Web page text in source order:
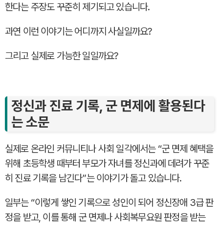
한다는 주장도 꾸준히 제기되고 있습니다.
과연 이런 이야기는 어디까지 사실일까요?
그리고 실제로 가능한 일일까요?
정신과 진료 기록, 군 면제에 활용된다
는 소문
실제로 온라인 커뮤니티나 사회 일각에서는 “군 면제 혜택을
위해 초등학생 때부터 부모가 자녀를 정신과에 데려가 꾸준
히 진료 기록을 남긴다”는 이야기가 돌고 있습니다.
일부는 “이렇게 쌓인 기록으로 성인이 되어 정신장애 3급 판
정을 받고, 이를 통해 군 면제나 사회복무요원 판정을 받는